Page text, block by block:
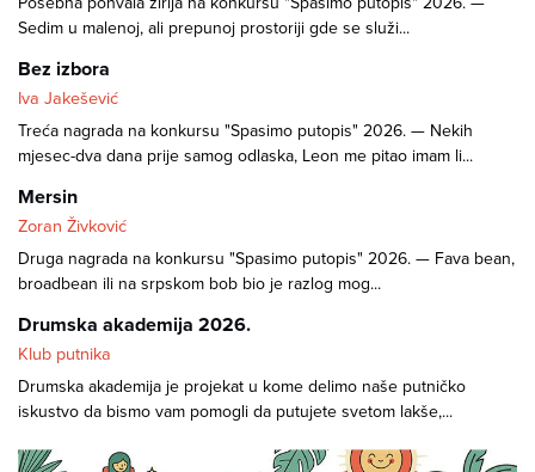
Sedim u malenoj, ali prepunoj prostoriji gde se služi...
Bez izbora
Iva Jakešević
Treća nagrada na konkursu "Spasimo putopis" 2026. — Nekih
mjesec-dva dana prije samog odlaska, Leon me pitao imam li...
Mersin
Zoran Živković
Druga nagrada na konkursu "Spasimo putopis" 2026. — Fava bean,
broadbean ili na srpskom bob bio je razlog mog...
Drumska akademija 2026.
Klub putnika
Drumska akademija je projekat u kome delimo naše putničko
iskustvo da bismo vam pomogli da putujete svetom lakše,...